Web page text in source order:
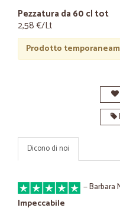
Pezzatura da 60 cl tot
2,58 €/Lt
Prodotto
Dicono di noi
—Barbara
Impeccabile